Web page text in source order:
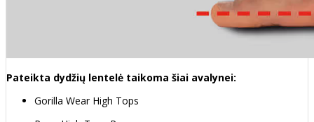
Pateikta dydžių lentelė taikoma šiai avalynei:
Gorilla Wear High Tops